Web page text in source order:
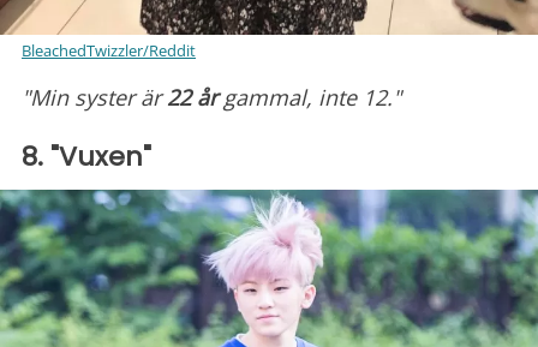
BleachedTwizzler/Reddit
"Min syster är22 årgammal, inte 12."
8. "Vuxen"